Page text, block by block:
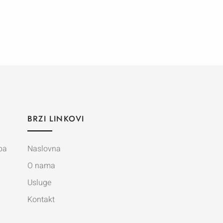
BRZI LINKOVI
Naslovna
O nama
Usluge
Kontakt